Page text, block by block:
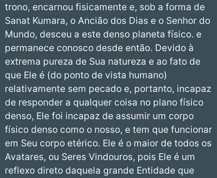
trono, encarnou fisicamente e, sob a forma de
Sanat Kumara, o Ancião dos Dias e o Senhor do
Mundo, desceu a este denso planeta físico. e
permanece conosco desde então. Devido à
extrema pureza de Sua natureza e ao fato de
que Ele é (do ponto de vista humano)
relativamente sem pecado e, portanto, incapaz
de responder a qualquer coisa no plano físico
denso, Ele foi incapaz de assumir um corpo
físico denso como o nosso, e tem que funcionar
em Seu corpo etérico. Ele é o maior de todos os
Avatares, ou Seres Vindouros, pois Ele é um
reflexo direto daquela grande Entidade que